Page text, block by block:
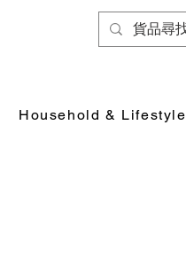
Household & Lifestyle